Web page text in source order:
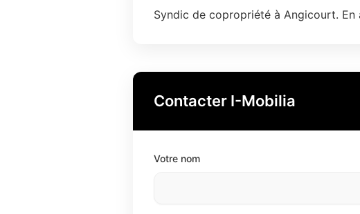
Syndic de copropriété à Angicourt.
Contacter I-Mobilia
Votre nom